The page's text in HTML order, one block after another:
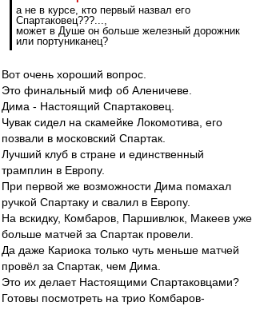
а не в курсе, кто первый назвал его
Спартаковец???...,
может в Душе он больше железный дорожник
или портуниканец?
Вот очень хороший вопрос.
Это финальный миф об Аленичеве.
Дима - Настоящий Спартаковец.
Чувак сидел на скамейке Локомотива, его
позвали в московский Спартак.
Лучший клуб в стране и единственный
трамплин в Европу.
При первой же возможности Дима помахал
ручкой Спартаку и свалил в Европу.
На вскидку, Комбаров, Паршивлюк, Макеев уже
больше матчей за Спартак провели.
Да даже Кариока только чуть меньше матчей
провёл за Спартак, чем Дима.
Это их делает Настоящими Спартаковцами?
Готовы посмотреть на трио Комбаров-